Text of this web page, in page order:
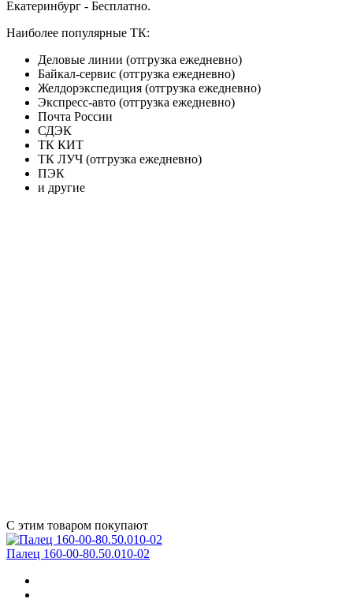
Екатеринбург - Бесплатно.
Наиболее популярные ТК:
Деловые линии (отгрузка ежедневно)
Байкал-сервис (отгрузка ежедневно)
Желдорэкспедиция (отгрузка ежедневно)
Экспресс-авто (отгрузка ежедневно)
Почта России
СДЭК
ТК КИТ
ТК ЛУЧ (отгрузка ежедневно)
ПЭК
и другие
С этим товаром покупают
Палец 160-00-80.50.010-02